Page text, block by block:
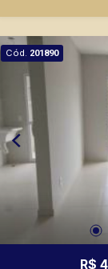
nos principais
de Ribeirão
Cód. 201890
R$